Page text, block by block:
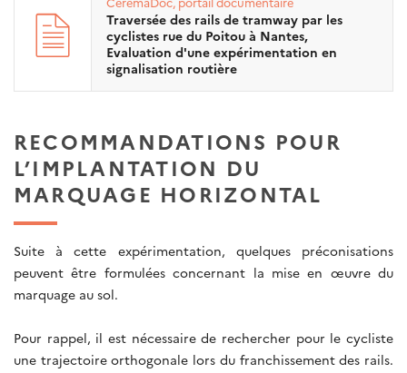
Traversée des rails de tramway par les
cyclistes rue du Poitou à Nantes,
Evaluation d'une expérimentation en
signalisation routière
RECOMMANDATIONS POUR
L’IMPLANTATION DU
MARQUAGE HORIZONTAL
Suite à cette expérimentation, quelques préconisations
peuvent être formulées concernant la mise en œuvre du
marquage au sol.
Pour rappel, il est nécessaire de rechercher pour le cycliste
une trajectoire orthogonale lors du franchissement des rails.